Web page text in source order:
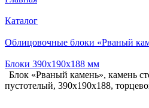
Каталог
Облицовочные блоки «Рваный
Блоки 390х190х188 мм
Блок «Рваный камень», камень
пустотелый, 390х190х188,